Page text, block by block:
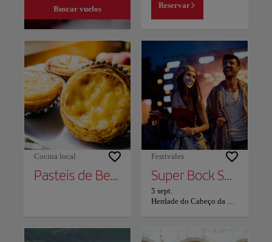
Buscar vuelos Reservar
Cocina local
Pasteis de Belém
Festivales
Super Bock Super Rock
5 sept.